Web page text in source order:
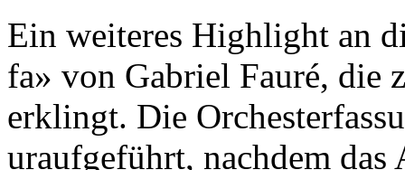
Ein weiteres Highlight an
fa» von Gabriel Fauré, die
erklingt. Die
uraufgeführt, nachdem